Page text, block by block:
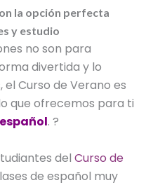
la opción perfecta
y estudio
no son para
divertida y lo
Curso de Verano es
que ofrecemos para ti
. ?
del Curso de
de español muy